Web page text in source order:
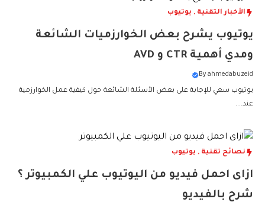
الأخبار التقنية , يوتيوب
يوتيوب يشرح بعض الخوارزميات الشائعة
ومدي أهمية CTR و AVD
Byahmedabuzeid
يوتيوب سعي للإجابة على بعض الأسئلة الشائعة حول كيفية عمل الخوارزمية
عند....
نصائح تقنية , يوتيوب
ازاى احمل فيديو من اليوتيوب علي الكمبيوتر ؟
شرح بالفيديو